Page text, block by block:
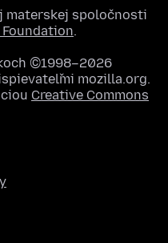
materskej spoločnosti
.
©1998–2026
mozilla.org.
Creative Commons